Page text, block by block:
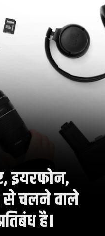
इयरफोन,
से चलने वाले
है।